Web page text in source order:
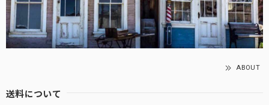
ABOUT
送料について